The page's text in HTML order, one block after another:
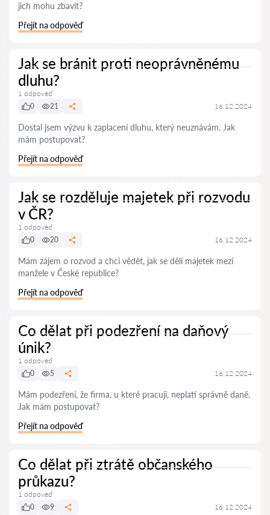
jich mohu zbavit?
Přejít na odpověď
Jak se bránit proti neoprávněnému
dluhu?
1 odpověď
0
21 16.12.2024
Dostal jsem výzvu k zaplacení dluhu, který neuznávám. Jak
mám postupovat?
Přejít na odpověď
Jak se rozděluje majetek při rozvodu
v ČR?
1 odpověď
0
20 16.12.2024
Mám zájem o rozvod a chci vědět, jak se dělí majetek mezi
manžele v České republice?
Přejít na odpověď
Co dělat při podezření na daňový
únik?
1 odpověď
0
5 16.12.2024
Mám podezření, že firma, u které pracuji, neplatí správně daně.
Jak mám postupovat?
Přejít na odpověď
Co dělat při ztrátě občanského
průkazu?
1 odpověď
0
9 16.12.2024